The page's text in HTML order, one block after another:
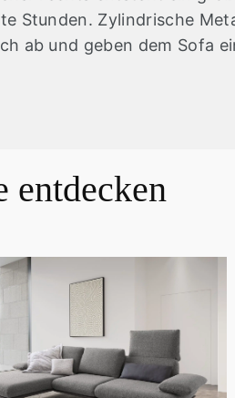
Stunden. Zylindrische
ab und geben dem Sofa
entdecken